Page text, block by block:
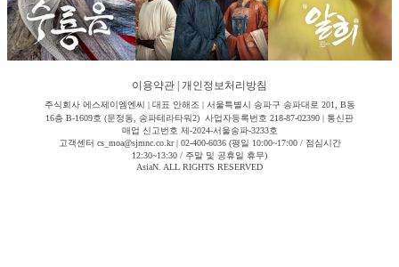
이용약관 개인정보처리방침
주식회사 에스제이엠엔씨 | 대표 안해조 | 서울특별시 송파구 송파대로 201, B동
16층 B-1609호 (문정동, 송파테라타워2) 사업자등록번호 218-87-02390 | 통신판
매업 신고번호 제-2024-서울송파-3233호
고객센터 cs_moa@sjmnc.co.kr | 02-400-6036 (평일 10:00~17:00 / 점심시간
12:30~13:30 / 주말 및 공휴일 휴무)
AsiaN. ALL RIGHTS RESERVED